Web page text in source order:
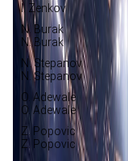
I. Zenkov
N. Burak
N. Burak
N. Stepanov
N. Stepanov
O. Adewale
O. Adewale
Z. Popovic
Z. Popovic